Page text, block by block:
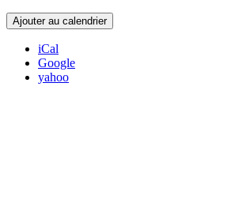
Ajouter au calendrier
iCal
Google
yahoo